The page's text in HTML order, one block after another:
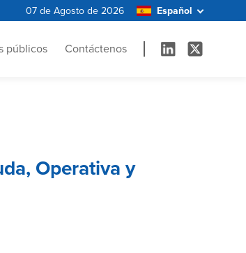
07 de Agosto de 2026
públicos Contáctenos
Operativa y